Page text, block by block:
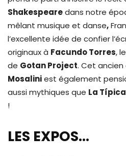
Shakespearedans notre
mêlant musique et danse,
l’excellente idée de confier
originaux à Facundo Torres,
de Gotan Project. Cet ancien
Mosaliniest également
aussi mythiques que La Típica
!
LES EXPOS…